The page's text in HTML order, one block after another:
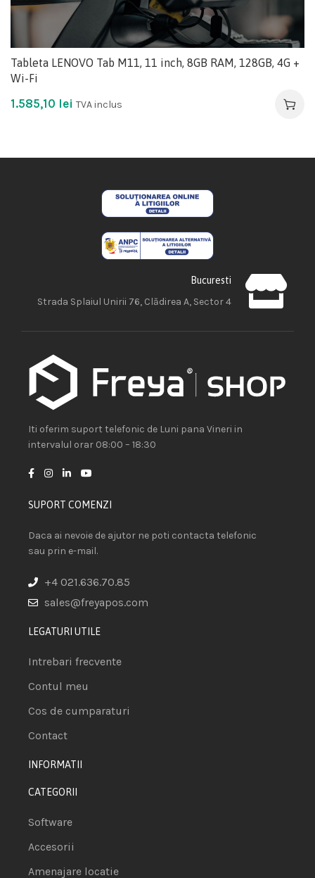
Tableta LENOVO Tab M11, 11 inch, 8GB RAM, 128GB, 4G +
Wi-Fi
1.585,10 lei TVA inclus
Bucuresti
Strada Splaiul Unirii 76, Clădirea A, Sector 4
Iti oferim suport telefonic de Luni pana Vineri in
intervalul orar 08:00 – 18:30
SUPORT COMENZI
Daca ai nevoie de ajutor ne poti contacta telefonic
sau prin e-mail.
+4 021.636.70.85
sales@freyapos.com
LEGATURI UTILE
Intrebari frecvente
Contul meu
Cos de cumparaturi
Contact
INFORMATII
CATEGORII
Software
Accesorii
Amenajare locatie